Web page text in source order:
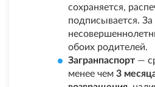
сохраняется,
подписывается. За
обоих родителей.
Загранпаспорт —
менее чем 3